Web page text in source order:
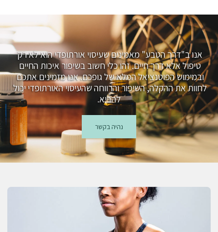
אנו ב"דרך הטבע" מאמינים שעיסוי אורתופדי הוא לא רק
טיפול אלא דרך חיים. זהו כלי חשוב בשיפור איכות החיים
ובמימוש הפוטנציאל המלא של גופכם. אנו מזמינים אתכם
לחוות את ההקלה, השיפור והרווחה שהעיסוי האורתופדי יכול
להביא.
נהיה בקשר